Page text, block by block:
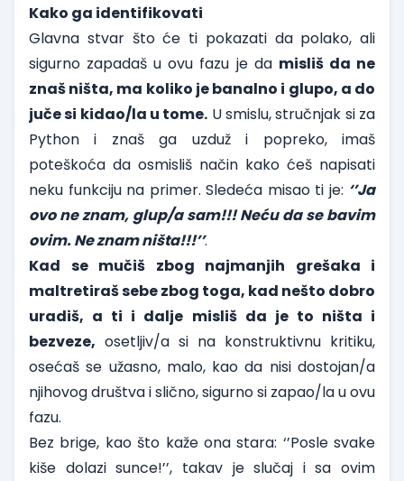
Kako ga identifikovati
Glavna stvar što će ti pokazati da polako, ali
sigurno zapadaš u ovu fazu je da misliš da ne
znaš ništa, ma koliko je banalno i glupo, a do
juče si kidao/la u tome. U smislu, stručnjak si za
Python i znaš ga uzduž i popreko, imaš
poteškoća da osmisliš način kako ćeš napisati
neku funkciju na primer. Sledeća misao ti je: ‘’Ja
ovo ne znam, glup/a sam!!! Neću da se bavim
ovim. Ne znam ništa!!!’’.
Kad se mučiš zbog najmanjih grešaka i
maltretiraš sebe zbog toga, kad nešto dobro
uradiš, a ti i dalje misliš da je to ništa i
bezveze, osetljiv/a si na konstruktivnu kritiku,
osećaš se užasno, malo, kao da nisi dostojan/a
njihovog društva i slično, sigurno si zapao/la u ovu
fazu.
Bez brige, kao što kaže ona stara: ‘’Posle svake
kiše dolazi sunce!’’, takav je slučaj i sa ovim